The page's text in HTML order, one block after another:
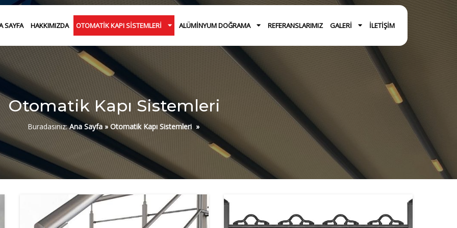
SAYFA HAKKIMIZDA OTOMATIK KAPI SISTEMLERI ALÜMINYUM DOĞRAMA REFERANSLARIMIZ GALERI İLETIŞIM
Otomatik Kapı Sistemleri
Buradasınız: Ana Sayfa»Otomatik Kapı Sistemleri »